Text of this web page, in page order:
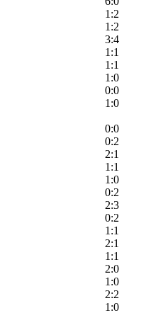
1:2
1:2
3:4
1:1
1:1
1:0
0:0
1:0
0:0
0:2
2:1
1:1
1:0
0:2
2:3
0:2
1:1
2:1
1:1
2:0
1:0
2:2
1:0